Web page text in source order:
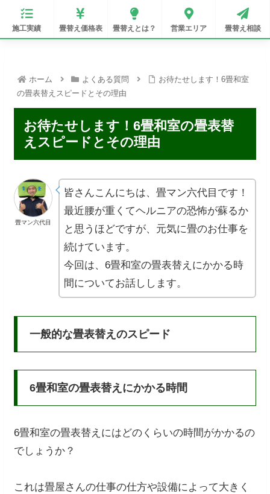
ホーム よくある質問
お待たせします！6畳和室
の畳表替えスピードとその理由
お待たせします！6畳和室の畳表替
えスピードとその理由
畳マン六代目
皆さんこんにちは、畳マン六代目です！
最近腰が重くてヘルニアの恐怖が蘇るか
と思うほどですが、元気に畳のお仕事を
続けています。
今回は、6畳和室の畳表替えにかかる時
間についてお話しします。
一般的な畳表替えのスピード
6畳和室の畳表替えにかかる時間
6畳和室の畳表替えにはどのくらいの時間がかかるの
でしょうか？
これは畳屋さんの仕事の仕方や設備によって大きく
施工実績 畳替え価格表 畳替えとは？ 営業エリア 畳替え相談